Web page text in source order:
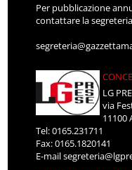
Per pubblicazione
contattare la
LG
via
11100
Tel: 0165.231711
Fax: 0165.1820141
E-mail